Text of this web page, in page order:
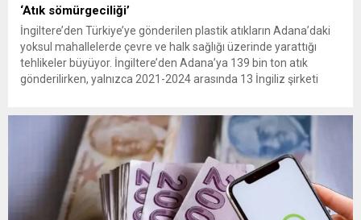
‘Atık sömürgeciliği’
İngiltere’den Türkiye’ye gönderilen plastik atıkların Adana’daki
yoksul mahallelerde çevre ve halk sağlığı üzerinde yarattığı
tehlikeler büyüyor. İngiltere’den Adana’ya 139 bin ton atık
gönderilirken, yalnızca 2021-2024 arasında 13 İngiliz şirketi
edilirken çiftçiler hava, su...